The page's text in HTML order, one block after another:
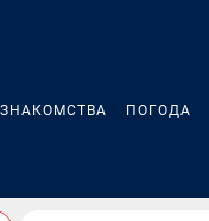
ЗНАКОМСТВА ПОГОДА